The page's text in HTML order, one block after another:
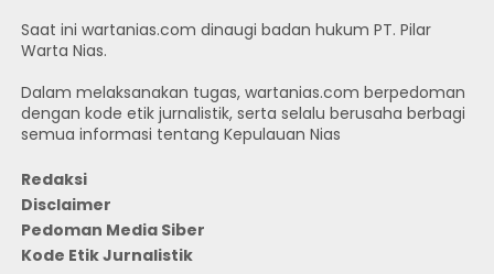
Saat ini wartanias.com dinaugi badan hukum PT. Pilar
Warta Nias.
Dalam melaksanakan tugas, wartanias.com berpedoman
dengan kode etik jurnalistik, serta selalu berusaha berbagi
semua informasi tentang Kepulauan Nias
Redaksi
Disclaimer
Pedoman Media Siber
Kode Etik Jurnalistik